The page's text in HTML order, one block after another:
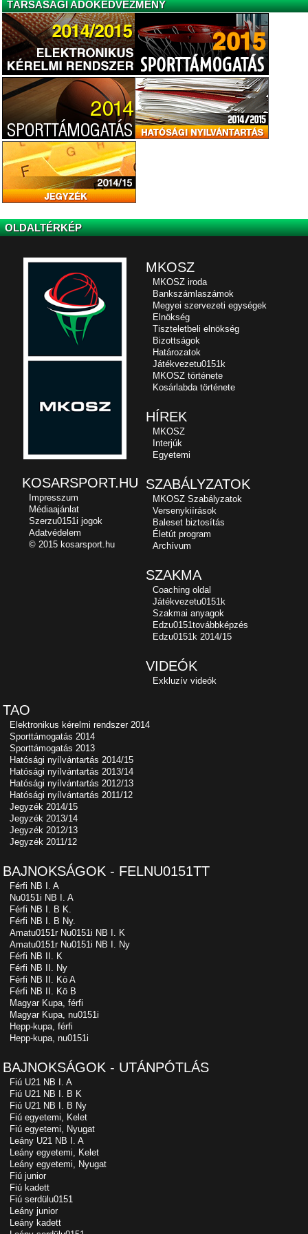
TÁRSASÁGI ADÓKEDVEZMÉNY
OLDALTÉRKÉP
MKOSZ
MKOSZ iroda
Bankszámlaszámok
Megyei szervezeti egységek
Elnökség
Tiszteletbeli elnökség
Bizottságok
Határozatok
Játékvezetu0151k
MKOSZ története
Kosárlabda története
HÍREK
MKOSZ
Interjúk
Egyetemi
SZABÁLYZATOK
MKOSZ Szabályzatok
Versenykiírások
Baleset biztosítás
Életút program
Archívum
SZAKMA
Coaching oldal
Játékvezetu0151k
Szakmai anyagok
Edzu0151továbbképzés
Edzu0151k 2014/15
VIDEÓK
Exkluzív videók
TAO
Elektronikus kérelmi rendszer 2014
Sporttámogatás 2014
Sporttámogatás 2013
Hatósági nyílvántartás 2014/15
Hatósági nyílvántartás 2013/14
Hatósági nyílvántartás 2012/13
Hatósági nyílvántartás 2011/12
Jegyzék 2014/15
Jegyzék 2013/14
Jegyzék 2012/13
Jegyzék 2011/12
BAJNOKSÁGOK - FELNU0151TT
Férfi NB I. A
Nu0151i NB I. A
Férfi NB I. B K.
Férfi NB I. B Ny.
Amatu0151r Nu0151i NB I. K
Amatu0151r Nu0151i NB I. Ny
Férfi NB II. K
Férfi NB II. Ny
Férfi NB II. Kö A
Férfi NB II. Kö B
Magyar Kupa, férfi
Magyar Kupa, nu0151i
Hepp-kupa, férfi
Hepp-kupa, nu0151i
BAJNOKSÁGOK - UTÁNPÓTLÁS
Fiú U21 NB I. A
Fiú U21 NB I. B K
Fiú U21 NB I. B Ny
Fiú egyetemi, Kelet
Fiú egyetemi, Nyugat
Leány U21 NB I. A
Leány egyetemi, Kelet
Leány egyetemi, Nyugat
Fiú junior
Fiú kadett
Fiú serdülu0151
Leány junior
Leány kadett
KOSARSPORT.HU
Impresszum
Médiaajánlat
Szerzu0151i jogok
Adatvédelem
© 2015 kosarsport.hu